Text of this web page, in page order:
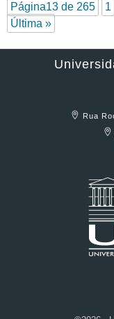
Página13 de 265 1
Última »
Rua